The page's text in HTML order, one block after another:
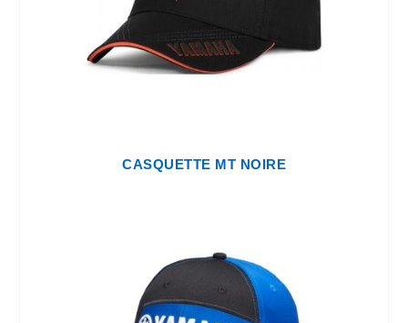
CASQUETTE MT NOIRE